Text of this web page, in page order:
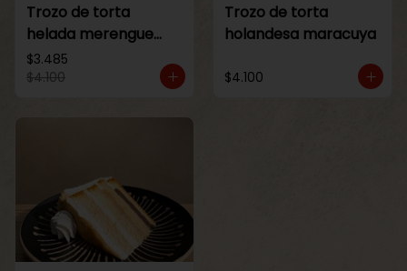
Trozo de torta
helada merengue
lucuma
$3.485
$4.100
Trozo de torta
holandesa maracuya
$4.100